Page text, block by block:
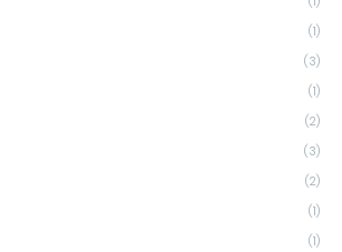
(1)
(3)
(1)
(2)
(3)
(2)
(1)
(1)